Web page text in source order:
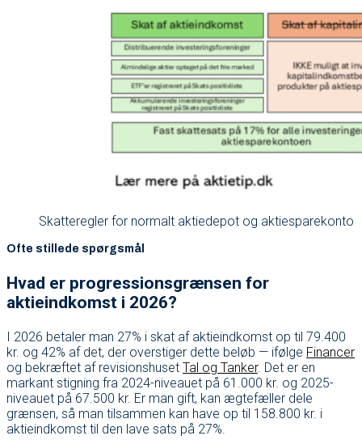
Skatteregler for normalt aktiedepot og aktiesparekonto
Ofte stillede spørgsmål
Hvad er progressionsgrænsen for
aktieindkomst i 2026?
I 2026 betaler man 27% i skat af aktieindkomst op til 79.400
kr. og 42% af det, der overstiger dette beløb — ifølge Financer
og bekræftet af revisionshuset Tal og Tanker. Det er en
markant stigning fra 2024-niveauet på 61.000 kr. og 2025-
niveauet på 67.500 kr. Er man gift, kan ægtefæller dele
grænsen, så man tilsammen kan have op til 158.800 kr. i
aktieindkomst til den lave sats på 27%.